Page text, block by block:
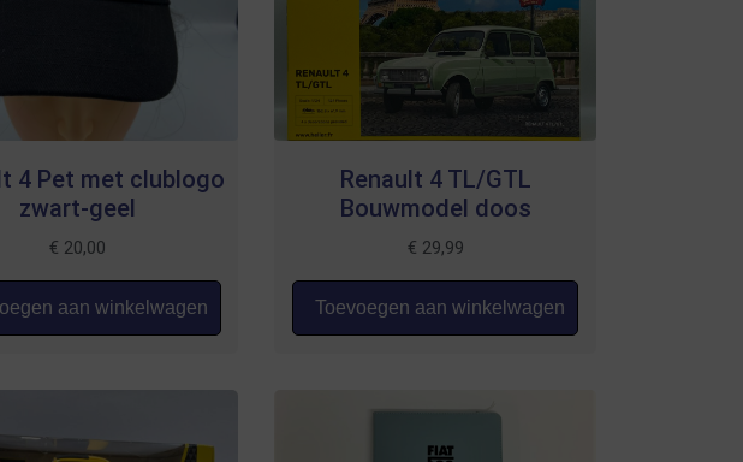
4 Pet met clublogo
zwart-geel
€ 20,00
aan winkelwagen
Renault 4 TL/GTL
Bouwmodel doos
€ 29,99
Toevoegen aan winkelwagen